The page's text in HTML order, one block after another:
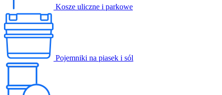
Kosze uliczne i parkowe
Pojemniki na piasek i sól